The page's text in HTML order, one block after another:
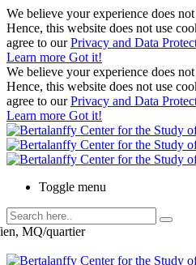
We believe your experience does
Hence, this website does not use
agree to ourPrivacy and Data
Learn more Got it!
We believe your experience does
Hence, this website does not use
agree to ourPrivacy and Data
Learn more Got it!
Toggle menu
MQ/quartier